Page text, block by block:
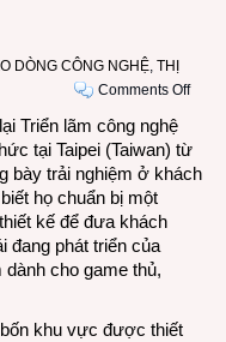
DÒNG CÔNG NGHỆ, THỊ
Comments Offon
gian
trải
Triển lãm công nghệ
tại Taipei (Taiwan) từ
bày trải nghiệm ở khách
họ chuẩn bị một
kế để đưa khách
đang phát triển của
cho game thủ,
khu vực được thiết